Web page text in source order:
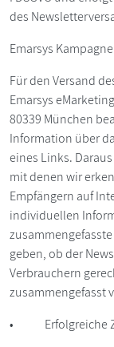
des
Emarsys
Für den Versand
Emarsys
80339 München
Information über
eines Links.
mit denen wir
Empfängern auf
individuellen
geben, ob der
Verbrauchern
zusammengefasst
• Erfolgreiche